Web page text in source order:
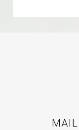
MAIL